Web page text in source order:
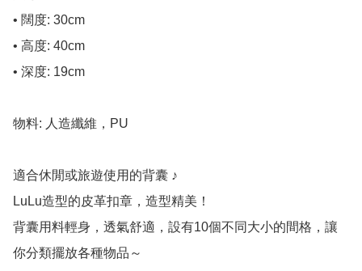
• 闊度: 30cm
• 高度: 40cm
• 深度: 19cm
物料: 人造纖維，PU
適合休閒或旅遊使用的背囊 ♪
LuLu造型的皮革扣章，造型精美！
背囊用料輕身，透氣舒適，設有10個不同大小的間格，讓
你分類擺放各種物品～